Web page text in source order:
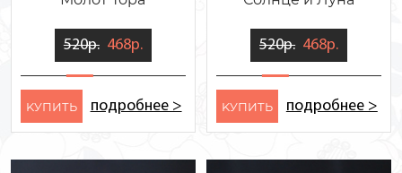
520р. 468р.
KУПИТЬ подробнее >
520р. 468р.
KУПИТЬ подробнее >